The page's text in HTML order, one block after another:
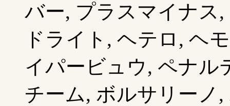
バー, プラスマイナス
ドライト, ヘテロ, ヘ
イパービュウ, ペナル
チーム, ボルサリーノ